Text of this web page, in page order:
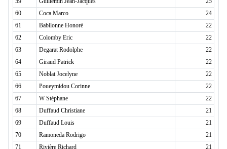
60
Coca Marco
24
61
Babilonne Honoré
22
62
Colomby Eric
22
63
Degarat Rodolphe
22
64
Giraud Patrick
22
65
Noblat Jocelyne
22
66
Poueymidou Corinne
22
67
W Stéphane
22
68
Duffaud Christiane
21
69
Duffaud Louis
21
70
Ramoneda Rodrigo
21
71
Rivière Richard 21